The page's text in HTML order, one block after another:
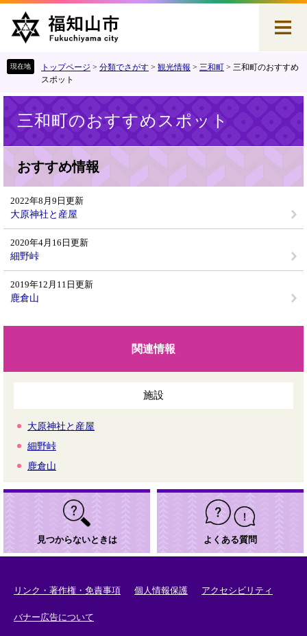
で
ば
文
へ
トップページ > 分類でさがす > 観光情報 > 三和町 > 三和町のおすすめ
スポット
三和町のおすすめスポット
おすすめ情報
2022年8月9日更新
大原神社と産屋
2020年4月16日更新
細野峠
2019年12月11日更新
鹿倉山
関連情報
施設
大原神社と産屋
細野峠
鹿倉山
見つからないときは よくある質問
リンク・著作権・免責事項 個人情報保護 アクセシビリティ
バナー広告について